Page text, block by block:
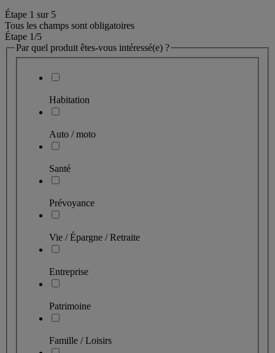
Étape 1 sur 5
Tous les champs sont obligatoires
Étape 1/5
Par quel produit êtes-vous intéressé(e) ?
Habitation
Auto / moto
Santé
Prévoyance
Vie / Épargne / Retraite
Entreprise
Patrimoine
Famille / Loisirs